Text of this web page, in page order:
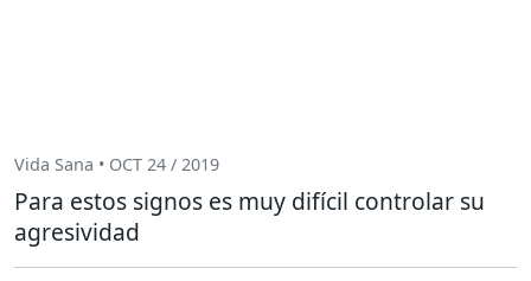
Vida Sana • OCT 24 / 2019
Para estos signos es muy difícil controlar su
agresividad